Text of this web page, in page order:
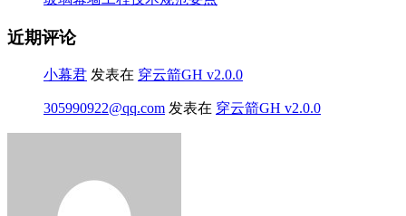
近期评论
小幕君 发表在 穿云箭GH v2.0.0
305990922@qq.com 发表在 穿云箭GH v2.0.0